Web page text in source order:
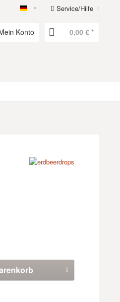
erdbeerdropsService/Hilfe
Konto 0,00 € *